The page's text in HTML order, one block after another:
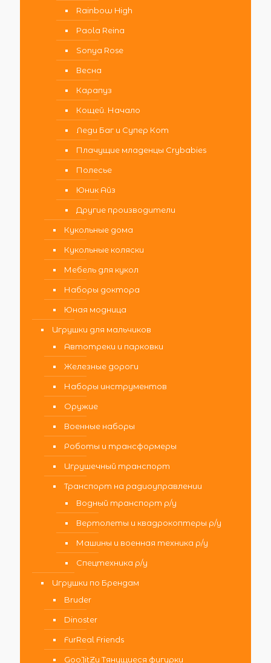
Rainbow High
Paola Reina
Sonya Rose
Весна
Карапуз
Кощей. Начало
Леди Баг и Супер Кот
Плачущие младенцы Crybabies
Полесье
Юник Айз
Другие производители
Кукольные дома
Кукольные коляски
Мебель для кукол
Наборы доктора
Юная модница
Игрушки для мальчиков
Автотреки и парковки
Железные дороги
Наборы инструментов
Оружие
Военные наборы
Роботы и трансформеры
Игрушечный транспорт
Транспорт на радиоуправлении
Водный транспорт р/у
Вертолеты и квадрокоптеры р/у
Машины и военная техника р/у
Спецтехника р/у
Игрушки по Брендам
Bruder
Dinoster
FurReal Friends
GooJitZu Тянущиеся фигурки